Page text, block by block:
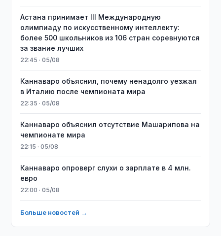
Астана принимает III Международную
олимпиаду по искусственному интеллекту:
более 500 школьников из 106 стран соревнуются
за звание лучших
22:45 · 05/08
Каннаваро объяснил, почему ненадолго уезжал
в Италию после чемпионата мира
22:35 · 05/08
Каннаваро объяснил отсутствие Машарипова на
чемпионате мира
22:15 · 05/08
Каннаваро опроверг слухи о зарплате в 4 млн.
евро
22:00 · 05/08
Больше новостей →